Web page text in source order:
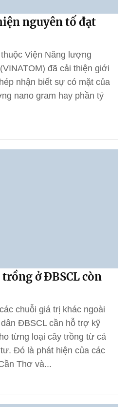
nguyên tố đạt
Viện Năng lượng
đã cải thiện giới
nhận biết sự có mặt của
nano gram hay phần tỷ
ở ĐBSCL còn
chuỗi giá trị khác ngoài
ĐBSCL cần hỗ trợ kỹ
từng loại cây trồng từ cả
Đó là phát hiện của các
Thơ và...